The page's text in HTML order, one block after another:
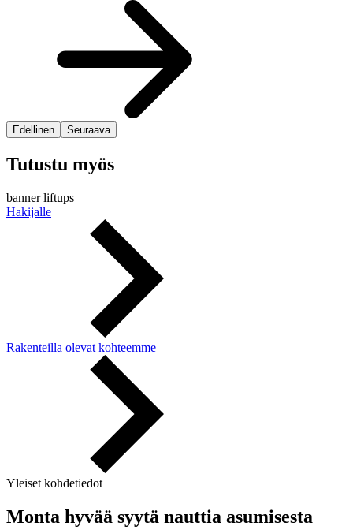
Edellinen Seuraava
Tutustu myös
banner liftups
Hakijalle
Rakenteilla olevat kohteemme
Yleiset kohdetiedot
Monta hyvää syytä nauttia asumisesta